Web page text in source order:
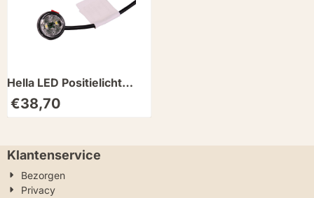
Hella LED Positielicht
Rond Wit
€38,70
Klantenservice
Bezorgen
Privacy